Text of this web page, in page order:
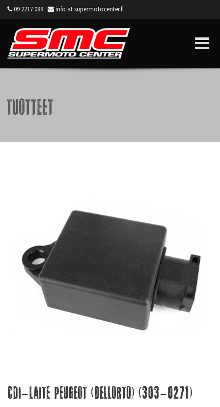
09 2217 088 info at supermotocenter.fi
Tuotteet
CDI-Laite Peugeot (Dellorto) (303-0271)